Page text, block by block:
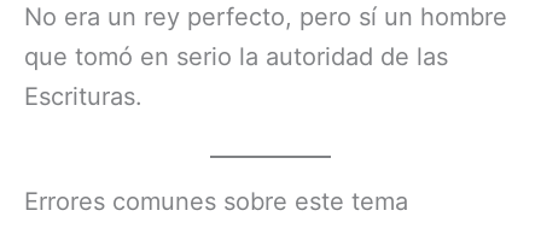
No era un rey perfecto, pero sí un hombre
que tomó en serio la autoridad de las
Escrituras.
Errores comunes sobre este tema